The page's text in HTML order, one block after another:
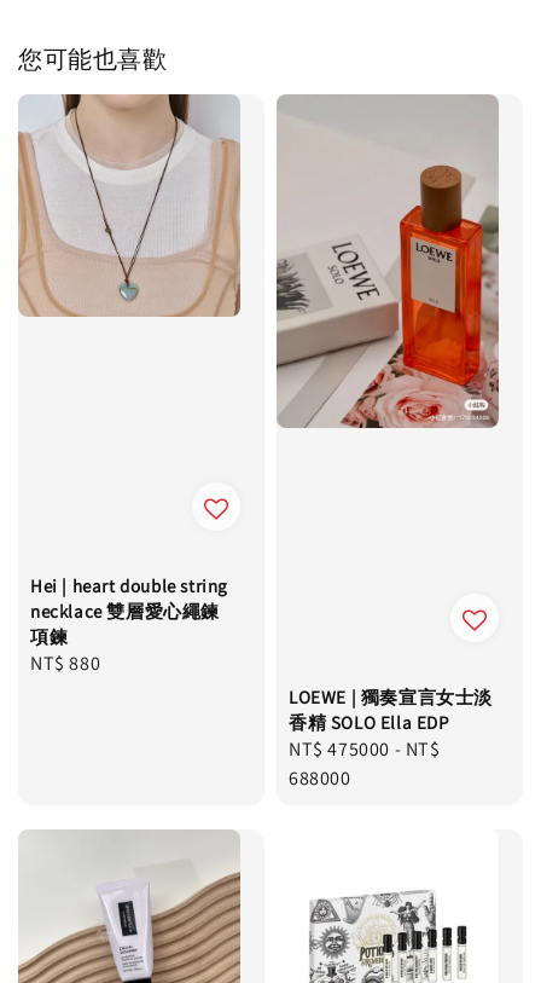
您可能也喜歡
Hei | heart double string
necklace 雙層愛心繩鍊
項鍊
Regular
NT$ 880
LOEWE | 獨奏宣言女士淡
香精 SOLO Ella EDP
Regular
price
NT$ 475000 - NT$
688000